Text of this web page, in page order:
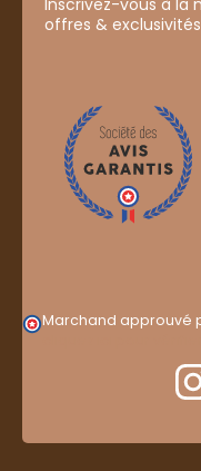
Inscrivez-vous à la
offres & exclusivités
Marchand approuvé